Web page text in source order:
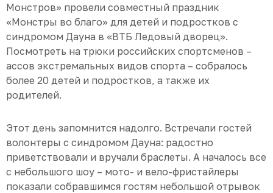
Монстров» провели совместный праздник
«Монстры во благо» для детей и подростков с
синдромом Дауна в «ВТБ Ледовый дворец».
Посмотреть на трюки российских спортсменов –
ассов экстремальных видов спорта – собралось
более 20 детей и подростков, а также их
родителей.
Этот день запомнится надолго. Встречали гостей
волонтеры с синдромом Дауна: радостно
приветствовали и вручали браслеты. А началось все
с небольшого шоу – мото- и вело-фристайлеры
показали собравшимся гостям небольшой отрывок